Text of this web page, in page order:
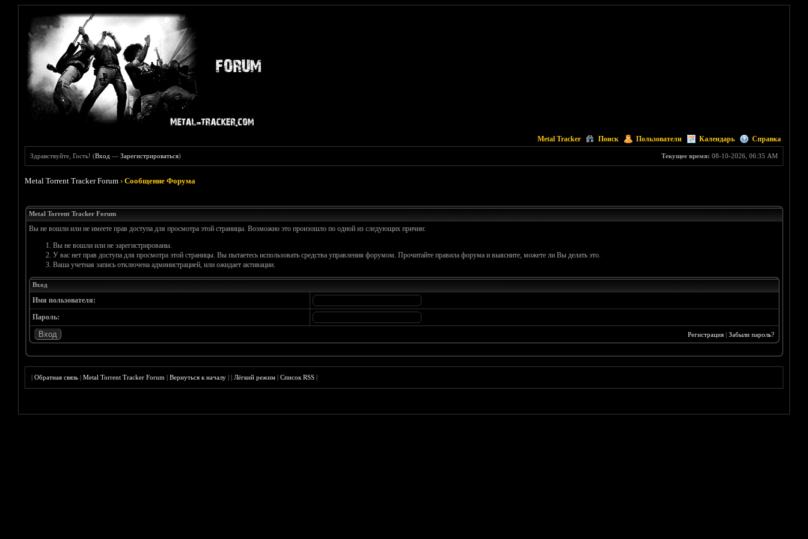
Metal Tracker Поиск Пользователи Календарь Справка
Текущее время: 08-10-2026, 06:35 AM
Здравствуйте, Гость! (Вход —Зарегистрироваться)
Metal Torrent Tracker Forum ›Сообщение Форума
Metal Torrent Tracker Forum
Вы не вошли или не имеете прав доступа для просмотра этой страницы. Возможно это произошло по одной из следующих причин:
Вы не вошли или не зарегистрированы.
У вас нет прав доступа для просмотра этой страницы. Вы пытаетесь использовать средства управления форумом. Прочитайте правила форума и выясните, можете ли Вы делать это.
Ваша учетная запись отключена администрацией, или ожидает активации.
Вход
Имя пользователя:
Пароль:
Регистрация| Забыли пароль?
|Обратная связь |Metal Torrent Tracker Forum |Вернуться к началу ||Лёгкий режим |Список RSS |